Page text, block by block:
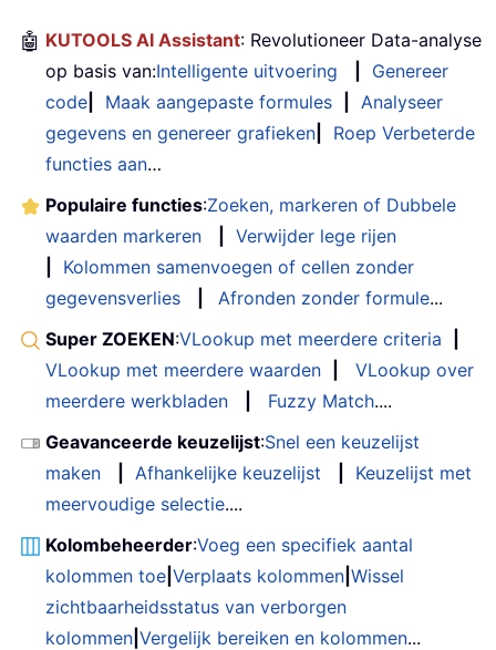
🤖 KUTOOLS AI Assistant: Revolutioneer Data-analyse
op basis van:Intelligente uitvoering
Genereer
code
Maak aangepaste formules
Analyseer
gegevens en genereer grafieken
Roep Verbeterde
functies aan…
Populaire functies:Zoeken, markeren of Dubbele
waarden markeren
Verwijder lege rijen
Kolommen samenvoegen of cellen zonder
gegevensverlies
Afronden zonder formule...
Super ZOEKEN:VLookup met meerdere criteria
VLookup met meerdere waarden
VLookup over
meerdere werkbladen
Fuzzy Match....
Geavanceerde keuzelijst:Snel een keuzelijst
maken
Afhankelijke keuzelijst
Keuzelijst met
meervoudige selectie....
Kolombeheerder:Voeg een specifiek aantal
kolommen toe Verplaats kolommen Wissel
zichtbaarheidsstatus van verborgen
kolommen Vergelijk bereiken en kolommen...